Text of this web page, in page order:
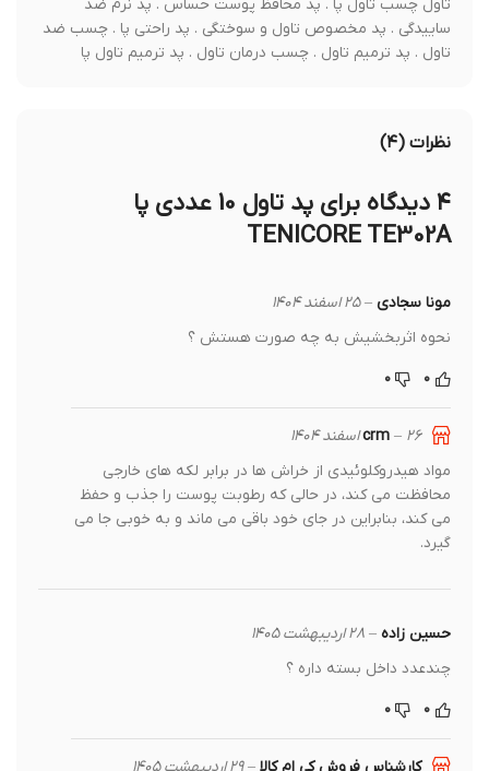
تاول چسب تاول پا . پد محافظ پوست حساس . پد نرم ضد
ساییدگی . پد مخصوص تاول و سوختگی . پد راحتی پا . چسب ضد
تاول . پد ترمیم تاول . چسب درمان تاول . پد ترمیم تاول پا
نظرات (۴)
پد تاول 10 عددی پا
TENICORE TE302A
مونا سجادی– ۲۵ اسفند ۱۴۰۴
نحوه اثربخشیش به چه صورت هستش ؟
– ۲۶ اسفند ۱۴۰۴
مواد هیدروکلوئیدی از خراش ها در برابر لکه های خارجی
محافظت می کند، در حالی که رطوبت پوست را جذب و حفظ
می کند، بنابراین در جای خود باقی می ماند و به خوبی جا می
حسین زاده – ۲۸ اردیبهشت ۱۴۰۵
چندعدد داخل بسته داره ؟